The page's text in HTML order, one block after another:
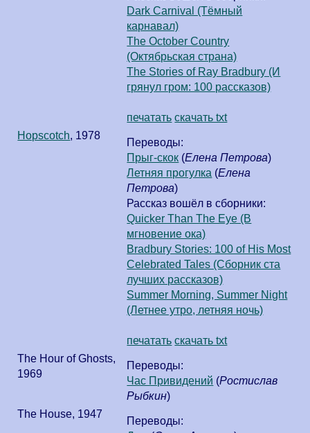
Dark Carnival (Тёмный
карнавал)
The October Country
(Октябрьская страна)
The Stories of Ray Bradbury (И
грянул гром: 100 рассказов)
печатать скачать txt
Hopscotch, 1978
Переводы:
Прыг-скок (Елена Петрова)
Летняя прогулка (Елена
Петрова)
Рассказ вошёл в сборники:
Quicker Than The Eye (В
мгновение ока)
Bradbury Stories: 100 of His Most
Celebrated Tales (Сборник ста
лучших рассказов)
Summer Morning, Summer Night
(Летнее утро, летняя ночь)
печатать скачать txt
The Hour of Ghosts,
1969
Переводы:
Час Привидений (Ростислав
Рыбкин)
The House, 1947
Переводы: